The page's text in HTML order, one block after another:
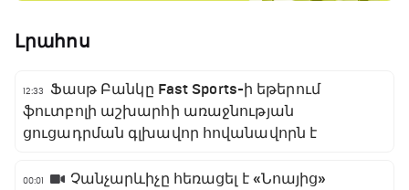
Լրահոս
12:33
Ֆասթ Բանկը Fast Sports-ի եթերում
ֆուտբոլի աշխարհի առաջնության
ցուցադրման գլխավոր հովանավորն է
00:01 Չանչարևիչը հեռացել է «Նոայից»